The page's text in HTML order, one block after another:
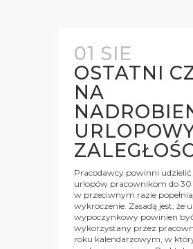
01 SIE
OSTATNI
NA
Pracodawcy powinni udzielić
urlopów pracownikom do 30
w przeciwnym razie
wykroczenie. Zasadą jest, że
wypoczynkowy powinien
wykorzystany przez
roku kalendarzowym, w